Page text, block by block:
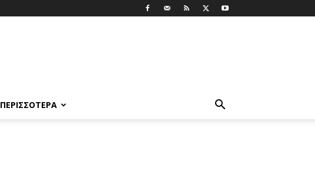
ΠΕΡΙΣΣΟΤΕΡΑ